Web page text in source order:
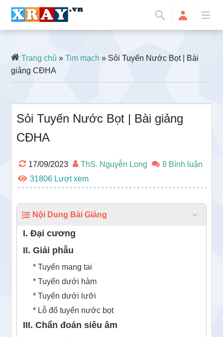
Trang chủ »Tim mạch » Sỏi Tuyến Nước Bọt | Bài
giảng CĐHA
Sỏi Tuyến Nước Bọt | Bài giảng
CĐHA
17/09/2023 ThS. Nguyễn Long
8 Bình luận
31806
Nội Dung Bài Giảng
I. Đại cương
II. Giải phẫu
* Tuyến mang tai
* Tuyến dưới hàm
* Tuyến dưới lưỡi
* Lỗ đổ tuyến nước bọt
III. Chẩn đoán siêu âm